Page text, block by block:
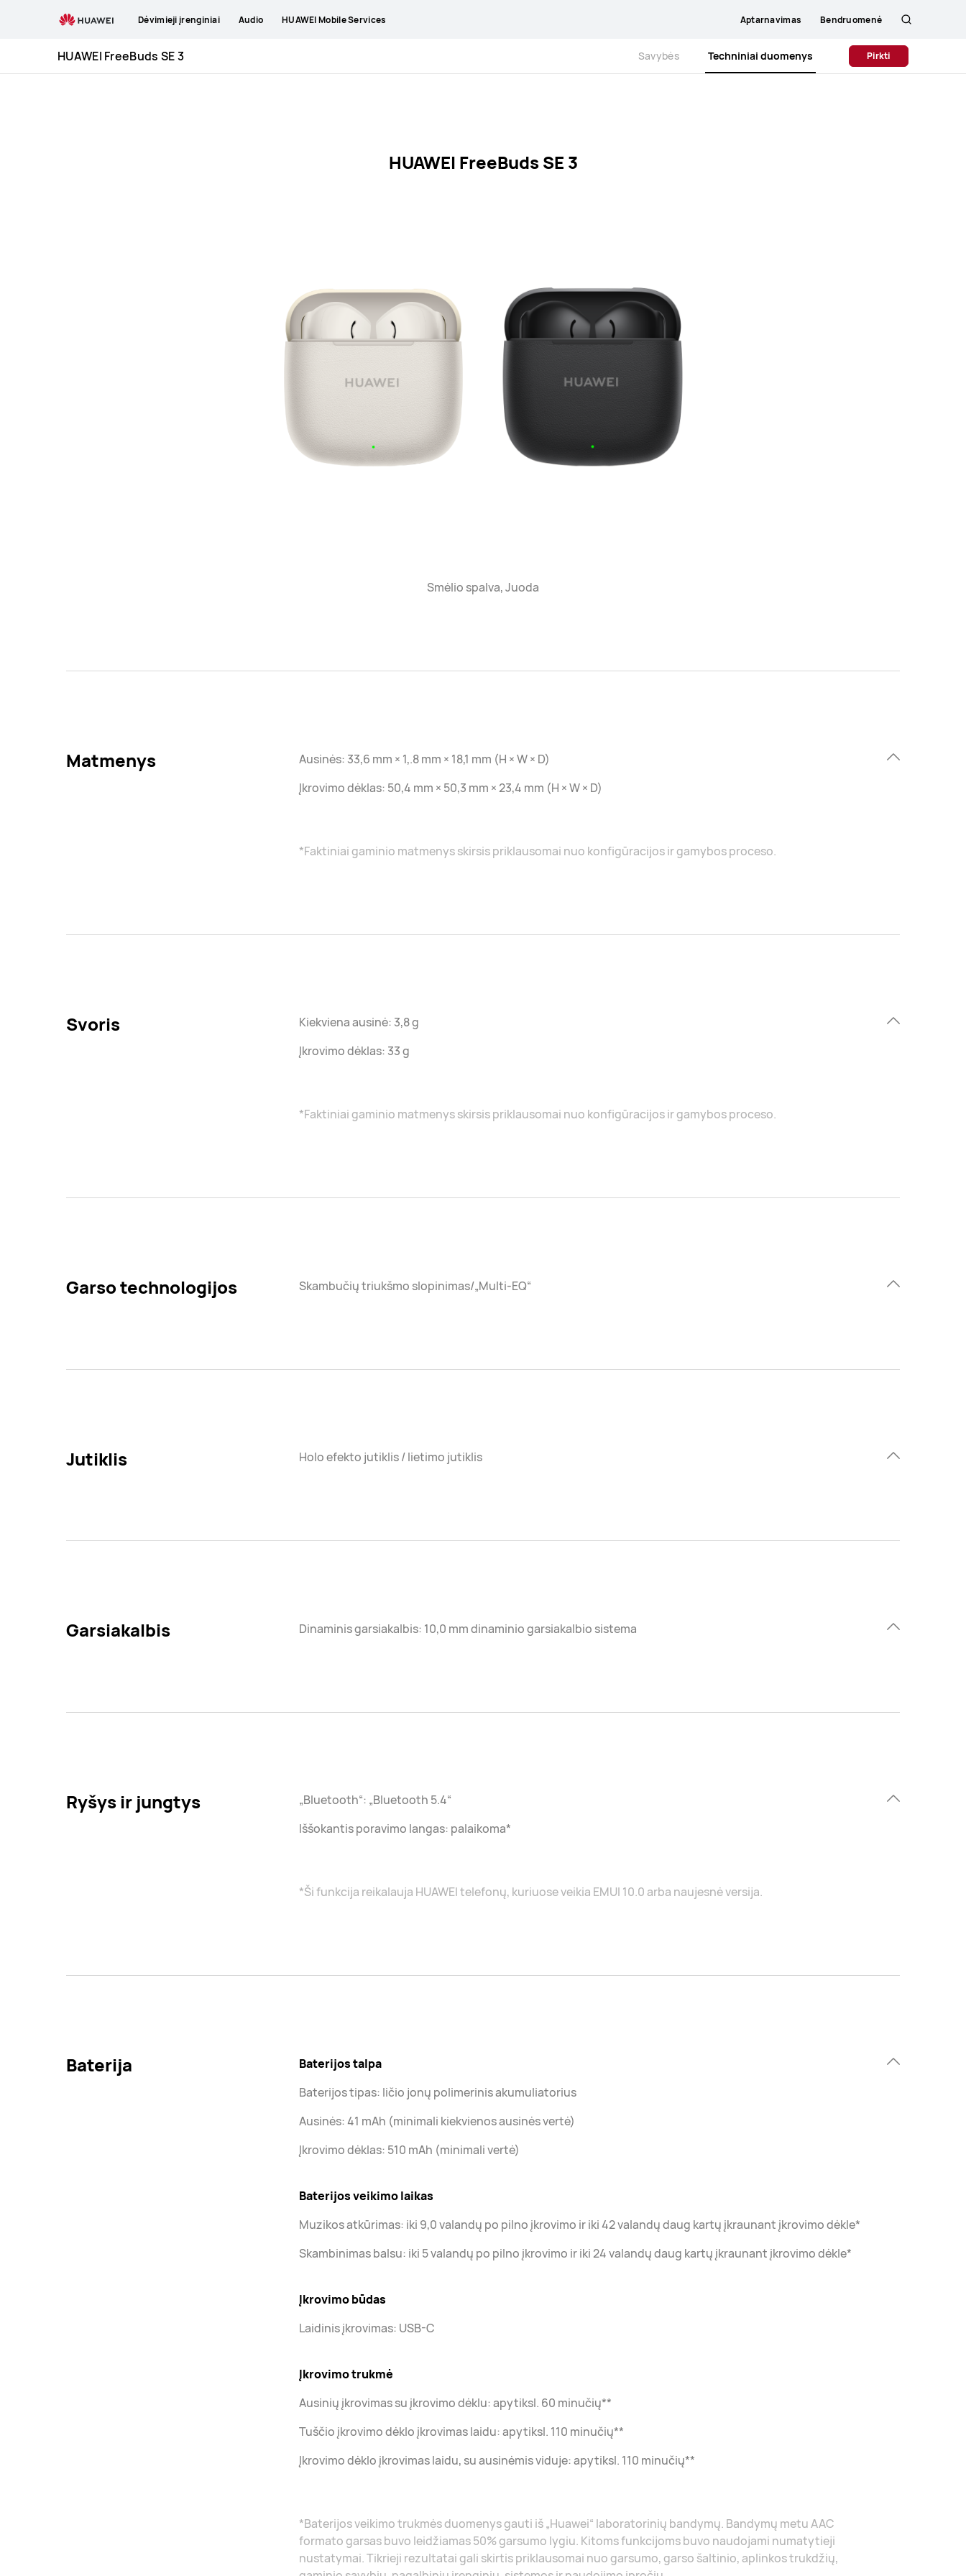
Specification
Dėvimieji įrenginiai Audio HUAWEI Mobile Services Aptarnavimas Bendruomenė
HUAWEI FreeBuds SE 3
Savybės Techniniai duomenys Pirkti
HUAWEI FreeBuds SE 3
Smėlio spalva, Juoda
Matmenys
Ausinės: 33,6 mm × 1,.8 mm × 18,1 mm (H × W × D)
Įkrovimo dėklas: 50,4 mm × 50,3 mm × 23,4 mm (H × W × D)
*Faktiniai gaminio matmenys skirsis priklausomai nuo konfigūracijos ir gamybos proceso.
Svoris
Kiekviena ausinė: 3,8 g
Įkrovimo dėklas: 33 g
*Faktiniai gaminio matmenys skirsis priklausomai nuo konfigūracijos ir gamybos proceso.
Garso technologijos Skambučių triukšmo slopinimas/„Multi-EQ“
Jutiklis Holo efekto jutiklis / lietimo jutiklis
Garsiakalbis Dinaminis garsiakalbis: 10,0 mm dinaminio garsiakalbio sistema
Ryšys ir jungtys
„Bluetooth“: „Bluetooth 5.4“
Iššokantis poravimo langas: palaikoma*
*Ši funkcija reikalauja HUAWEI telefonų, kuriuose veikia EMUI 10.0 arba naujesnė versija.
Baterija
Baterijos talpa
Baterijos tipas: ličio jonų polimerinis akumuliatorius
Ausinės: 41 mAh (minimali kiekvienos ausinės vertė)
Įkrovimo dėklas: 510 mAh (minimali vertė)
Baterijos veikimo laikas
Muzikos atkūrimas: iki 9,0 valandų po pilno įkrovimo ir iki 42 valandų daug kartų įkraunant įkrovimo dėkle*
Skambinimas balsu: iki 5 valandų po pilno įkrovimo ir iki 24 valandų daug kartų įkraunant įkrovimo dėkle*
Įkrovimo būdas
Laidinis įkrovimas: USB-C
Įkrovimo trukmė
Ausinių įkrovimas su įkrovimo dėklu: apytiksl. 60 minučių**
Tuščio įkrovimo dėklo įkrovimas laidu: apytiksl. 110 minučių**
Įkrovimo dėklo įkrovimas laidu, su ausinėmis viduje: apytiksl. 110 minučių**
*Baterijos veikimo trukmės duomenys gauti iš „Huawei“ laboratorinių bandymų. Bandymų metu AAC
formato garsas buvo leidžiamas 50% garsumo lygiu. Kitoms funkcijoms buvo naudojami numatytieji
nustatymai. Tikrieji rezultatai gali skirtis priklausomai nuo garsumo, garso šaltinio, aplinkos trukdžių,